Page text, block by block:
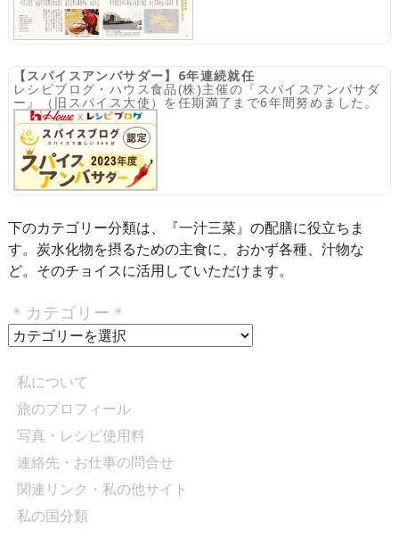
【スパイスアンバサダー】6年連続就任
レシピブログ・ハウス食品(株)主催の『スパイスアンバサダ
ー』（旧スパイス大使）を任期満了まで6年間努めました。
下のカテゴリー分類は、『一汁三菜』の配膳に役立ちま
す。炭水化物を摂るための主食に、おかず各種、汁物な
ど。そのチョイスに活用していただけます。
＊カテゴリー＊
＊
テ
ゴ
リ
ー
＊
私について
旅のプロフィール
写真・レシピ使用料
連絡先・お仕事の問合せ
関連リンク・私の他サイト
私の国分類